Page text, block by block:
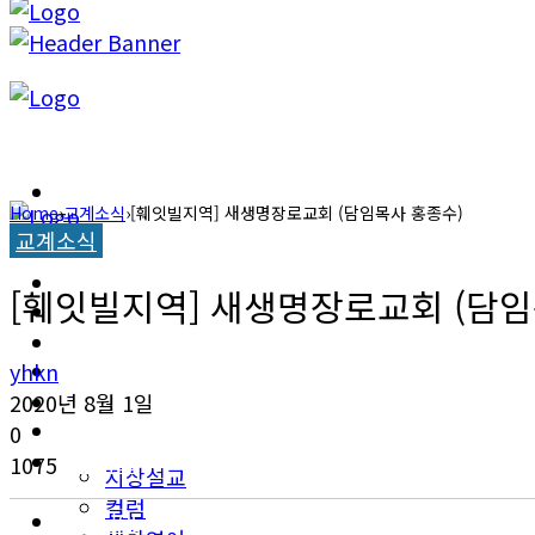
교계소식
한인타운 소식
지상설교
컬럼
캐롤라이나 뉴스
한인타운 소식
이민뉴스
오피니언
Home›교계소식›[훼잇빌지역] 새생명장로교회 (담임목사 홍종수)
교계소식
[훼잇빌지역] 새생명장로교회 (담
yhkn
2020년 8월 1일
0
1075